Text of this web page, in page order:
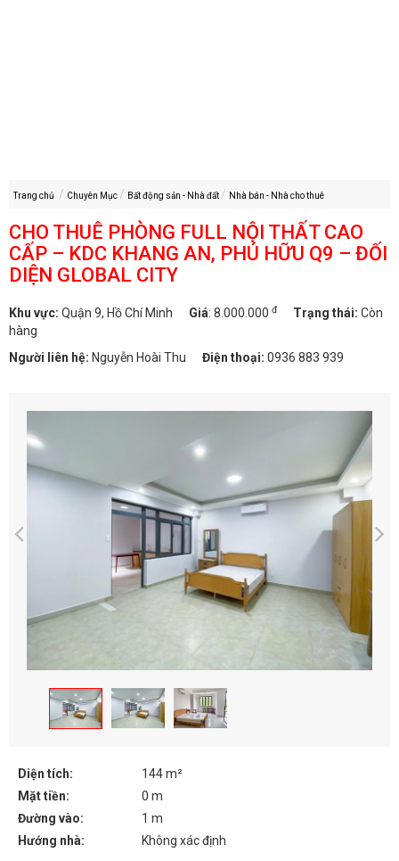
Trang chủ Chuyên Mục Bất động sản - Nhà đất Nhà bán - Nhà cho thuê
CHO THUÊ PHÒNG FULL NỘI THẤT CAO
CẤP – KDC KHANG AN, PHÚ HỮU Q9 – ĐỐI
DIỆN GLOBAL CITY
Khu vực: Quận 9, Hồ Chí Minh Giá: 8.000.000 đ Trạng thái: Còn
hàng
Người liên hệ: Nguyễn Hoài Thu Điện thoại: 0936 883 939
Diện tích:
144 m²
Mặt tiền:
0 m
Đường vào:
1 m
Hướng nhà:
Không xác định